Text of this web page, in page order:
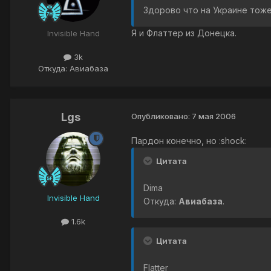
Invisible Hand
3k
Откуда: Авиабаза
Здорово что на Украине
Я и Флаттер из Донецка.
Lgs
Invisible Hand
1.6k
Опубликовано: 7 мая 2006
Пардон конечно, но :shock:
Цитата
Dima
Откуда: Авиабаза.
Цитата
Flatter